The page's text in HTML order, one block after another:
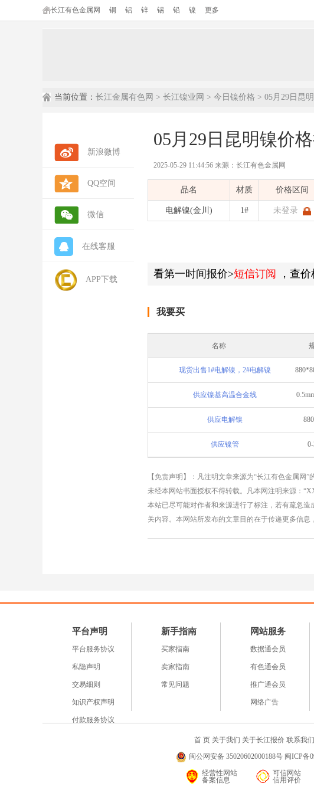
长江有色金属网 铜 铝 锌 锡 铅 镍 更多
当前位置： 长江金属有色网 > 长江镍业网 > 今日镍价格 > 05月29日昆
新浪微博
QQ空间
微信
在线客服
APP下载
05月29日昆明镍价
2025-05-29 11:44:56 来源：长江有色金属网
品名 材质 价格区间
电解镍(金川) 1# 未登录
看第一时间报价>短信订阅 ，查
我要买
名称
现货出售1#电解镍，2#电解镍
供应镍基高温合金线
供应电解镍
供应镍管
【免责声明】：凡注明文章来源为“长江有色金属网
未经本网站书面授权不得转载。凡本网注明来源：
本站已尽可能对作者和来源进行了标注，若有疏忽
关内容。本网站所发布的文章目的在于传递更多信息
平台声明
平台服务协议
私隐声明
交易细则
知识产权声明
付款服务协议
新手指南
买家指南
卖家指南
常见问题
网站服务
数据通会员
有色通会员
推广通会员
网络广告
首 页 关于我们 关于长江报价 联系我们
闽公网安备 35020602000188号 闽ICP备
经营性网站
备案信息
可信网站
信用评价